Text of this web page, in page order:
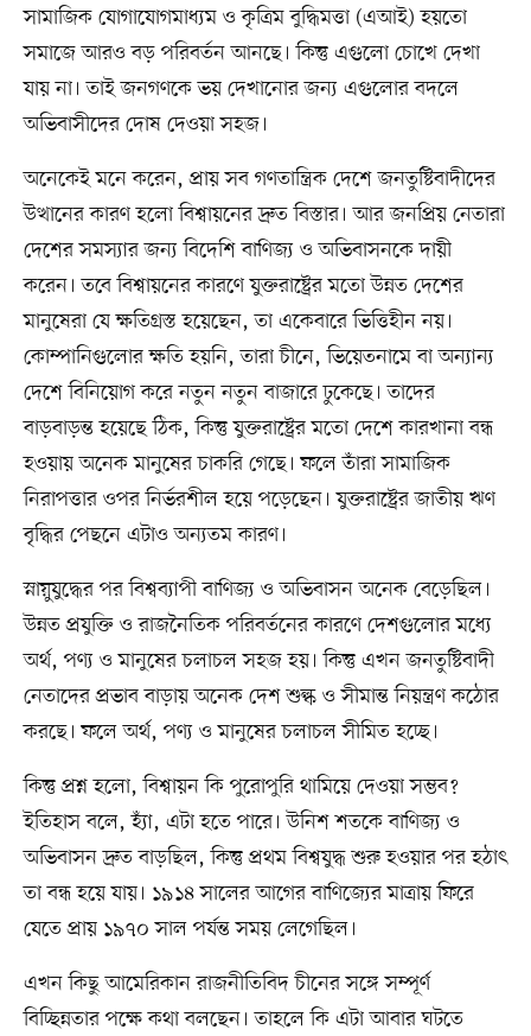
সামাজিক যোগাযোগমাধ্যম ও কৃত্রিম বুদ্ধিমত্তা (এআই) হয়তো
সমাজে আরও বড় পরিবর্তন আনছে। কিন্তু এগুলো চোখে দেখা
যায় না। তাই জনগণকে ভয় দেখানোর জন্য এগুলোর বদলে
অভিবাসীদের দোষ দেওয়া সহজ।
অনেকেই মনে করেন, প্রায় সব গণতান্ত্রিক দেশে জনতুষ্টিবাদীদের
উত্থানের কারণ হলো বিশ্বায়নের দ্রুত বিস্তার। আর জনপ্রিয় নেতারা
দেশের সমস্যার জন্য বিদেশি বাণিজ্য ও অভিবাসনকে দায়ী
করেন। তবে বিশ্বায়নের কারণে যুক্তরাষ্ট্রের মতো উন্নত দেশের
মানুষেরা যে ক্ষতিগ্রস্ত হয়েছেন, তা একেবারে ভিত্তিহীন নয়।
কোম্পানিগুলোর ক্ষতি হয়নি, তারা চীনে, ভিয়েতনামে বা অন্যান্য
দেশে বিনিয়োগ করে নতুন নতুন বাজারে ঢুকেছে। তাদের
বাড়বাড়ন্ত হয়েছে ঠিক, কিন্তু যুক্তরাষ্ট্রের মতো দেশে কারখানা বন্ধ
হওয়ায় অনেক মানুষের চাকরি গেছে। ফলে তাঁরা সামাজিক
নিরাপত্তার ওপর নির্ভরশীল হয়ে পড়েছেন। যুক্তরাষ্ট্রের জাতীয় ঋণ
বৃদ্ধির পেছনে এটাও অন্যতম কারণ।
স্নায়ুযুদ্ধের পর বিশ্বব্যাপী বাণিজ্য ও অভিবাসন অনেক বেড়েছিল।
উন্নত প্রযুক্তি ও রাজনৈতিক পরিবর্তনের কারণে দেশগুলোর মধ্যে
অর্থ, পণ্য ও মানুষের চলাচল সহজ হয়। কিন্তু এখন জনতুষ্টিবাদী
নেতাদের প্রভাব বাড়ায় অনেক দেশ শুল্ক ও সীমান্ত নিয়ন্ত্রণ কঠোর
করছে। ফলে অর্থ, পণ্য ও মানুষের চলাচল সীমিত হচ্ছে।
কিন্তু প্রশ্ন হলো, বিশ্বায়ন কি পুরোপুরি থামিয়ে দেওয়া সম্ভব?
ইতিহাস বলে, হ্যাঁ, এটা হতে পারে। উনিশ শতকে বাণিজ্য ও
অভিবাসন দ্রুত বাড়ছিল, কিন্তু প্রথম বিশ্বযুদ্ধ শুরু হওয়ার পর হঠাৎ
তা বন্ধ হয়ে যায়। ১৯১৪ সালের আগের বাণিজ্যের মাত্রায় ফিরে
যেতে প্রায় ১৯৭০ সাল পর্যন্ত সময় লেগেছিল।
এখন কিছু আমেরিকান রাজনীতিবিদ চীনের সঙ্গে সম্পূর্ণ
বিচ্ছিন্নতার পক্ষে কথা বলছেন। তাহলে কি এটা আবার ঘটতে